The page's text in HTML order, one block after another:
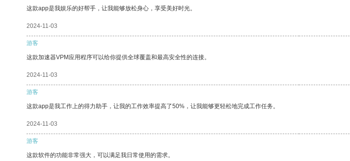
这款app是我娱乐的好帮手，让我能够放松身心，享受美好时光。
2024-11-03
游客
这款加速器VPM应用程序可以给你提供全球覆盖和最高安全性的连接。
2024-11-03
游客
这款app是我工作上的得力助手，让我的工作效率提高了50%，让我能够更轻松地完成工作任务。
2024-11-03
游客
这款软件的功能非常强大，可以满足我日常使用的需求。